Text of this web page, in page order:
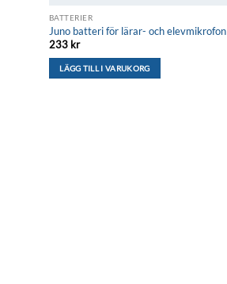
BATTERIER
Juno batteri för lärar- och elevmikrofon
233 kr
LÄGG TILL I VARUKORG